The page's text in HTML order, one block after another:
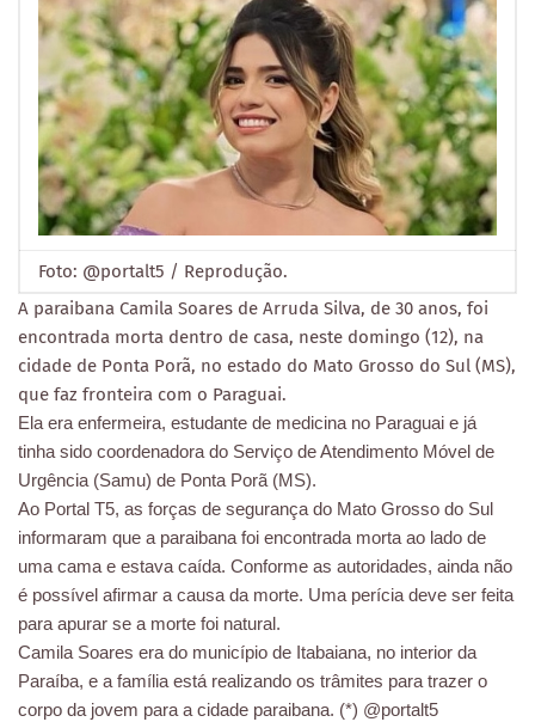
Foto: @portalt5 / Reprodução.
A paraibana Camila Soares de Arruda Silva, de 30 anos, foi
encontrada morta dentro de casa, neste domingo (12), na
cidade de Ponta Porã, no estado do Mato Grosso do Sul (MS),
que faz fronteira com o Paraguai.
Ela era enfermeira, estudante de medicina no Paraguai e já
tinha sido coordenadora do Serviço de Atendimento Móvel de
Urgência (Samu) de Ponta Porã (MS).
Ao Portal T5, as forças de segurança do Mato Grosso do Sul
informaram que a paraibana foi encontrada morta ao lado de
uma cama e estava caída. Conforme as autoridades, ainda não
é possível afirmar a causa da morte. Uma perícia deve ser feita
para apurar se a morte foi natural.
Camila Soares era do município de Itabaiana, no interior da
Paraíba, e a família está realizando os trâmites para trazer o
corpo da jovem para a cidade paraibana. (*) @portalt5